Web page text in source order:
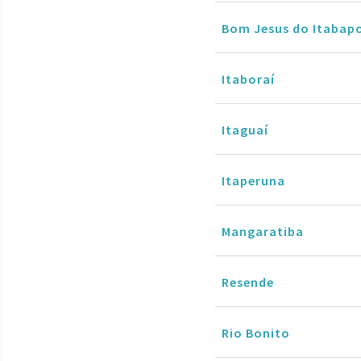
Bom Jesus do
Itaboraí
Itaguaí
Itaperuna
Mangaratiba
Resende
Rio Bonito